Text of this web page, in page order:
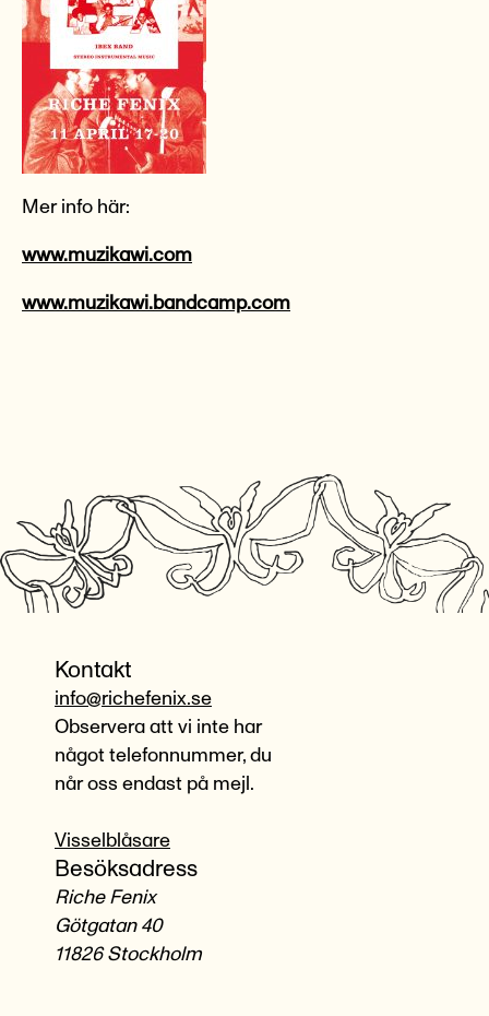
Mer info här:
www.muzikawi.com
www.muzikawi.bandcamp.com
Kontakt
info@richefenix.se
Observera att vi inte har
något telefonnummer, du
når oss endast på mejl.
Visselblåsare
Besöksadress
Riche Fenix
Götgatan 40
11826 Stockholm